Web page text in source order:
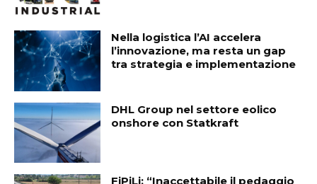
Nella logistica l’AI accelera
l’innovazione, ma resta un gap
tra strategia e implementazione
DHL Group nel settore eolico
onshore con Statkraft
FiPiLi: “Inaccettabile il pedaggio